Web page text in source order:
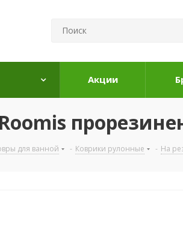
Акции
для ванной - Коврики рулонные - На